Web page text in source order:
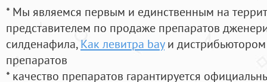
* Мы являемся первым и единственным на
представителем по продаже препаратов
силденафила, Как левитра bayи дистрибьютором
препаратов
* качество препаратов гарантируется